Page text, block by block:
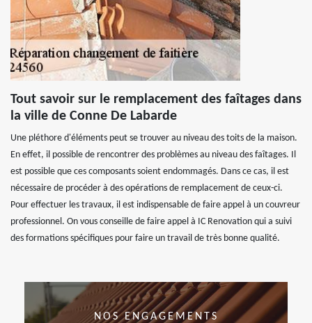
Tout savoir sur le remplacement des faîtages dans
la ville de Conne De Labarde
Une pléthore d'éléments peut se trouver au niveau des toits de la maison.
En effet, il possible de rencontrer des problèmes au niveau des faîtages. Il
est possible que ces composants soient endommagés. Dans ce cas, il est
nécessaire de procéder à des opérations de remplacement de ceux-ci.
Pour effectuer les travaux, il est indispensable de faire appel à un couvreur
professionnel. On vous conseille de faire appel à IC Renovation qui a suivi
des formations spécifiques pour faire un travail de très bonne qualité.
NOS ENGAGEMENTS